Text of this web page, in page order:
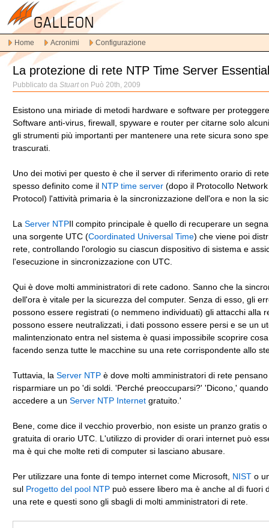
alla
navigazione
principale
Vai
contenuto
principale
contenuto
secondario
Home Acronimi Configurazione
La protezione di rete NTP Time Server Essential
Pubblicato da Stuarton Può 20th, 2009
Esistono una miriade di metodi hardware e software per
Software anti-virus, firewall, spyware e router per citarne solo
gli strumenti più importanti per mantenere una rete sicura sono
trascurati.
Uno dei motivi per questo è che il server di riferimento orario di
spesso definito come il NTP time server (dopo il Protocollo
Protocol) l'attività primaria è la sincronizzazione dell'ora e non la
La Server NTPIl compito principale è quello di recuperare un
una sorgente UTC (Coordinated Universal Time) che viene poi
rete, controllando l'orologio su ciascun dispositivo di sistema e
l'esecuzione in sincronizzazione con UTC.
Qui è dove molti amministratori di rete cadono. Sanno che la
dell'ora è vitale per la sicurezza del computer. Senza di esso, gli
possono essere registrati (o nemmeno individuati) gli attacchi alla
possono essere neutralizzati, i dati possono essere persi e se un
malintenzionato entra nel sistema è quasi impossibile scoprire
facendo senza tutte le macchine su una rete corrispondente allo
Tuttavia, la Server NTP è dove molti amministratori di rete
risparmiare un po 'di soldi. 'Perché preoccuparsi?' 'Dicono,'
accedere a un Server NTP Internet gratuito.'
Bene, come dice il vecchio proverbio, non esiste un pranzo gratis
gratuita di orario UTC. L'utilizzo di provider di orari internet può
ma è qui che molte reti di computer si lasciano abusare.
Per utilizzare una fonte di tempo internet come Microsoft, NIST o
sul Progetto del pool NTP può essere libero ma è anche al di fuori
una rete e questi sono gli sbagli di molti amministratori di rete.